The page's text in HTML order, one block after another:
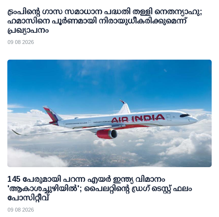
ട്രംപിന്റെ ഗാസ സമാധാന പദ്ധതി തള്ളി നെതന്യാഹു;
ഹമാസിനെ പൂര്‍ണമായി നിരായുധീകരിക്കുമെന്ന്
പ്രഖ്യാപനം
09 08 2026
145 പേരുമായി പറന്ന എയര്‍ ഇന്ത്യ വിമാനം
'ആകാശച്ചുഴിയില്‍'; പൈലറ്റിന്റെ ഡ്രഗ് ടെസ്റ്റ് ഫലം
പോസിറ്റീവ്
09 08 2026